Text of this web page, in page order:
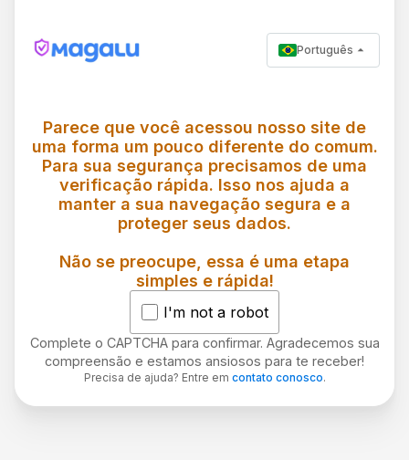
Português
Parece que você acessou nosso site de
uma forma um pouco diferente do comum.
Para sua segurança precisamos de uma
verificação rápida. Isso nos ajuda a
manter a sua navegação segura e a
proteger seus dados.
Não se preocupe, essa é uma etapa
simples e rápida!
I'm not a robot
Complete o CAPTCHA para confirmar. Agradecemos sua
compreensão e estamos ansiosos para te receber!
Precisa de ajuda? Entre em contato conosco.